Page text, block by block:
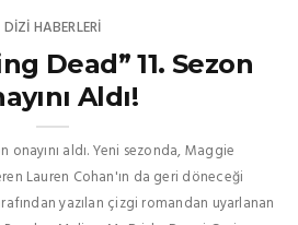
DIZI HABERLERI
Dead” 11. Sezon
Aldı!
onayını aldı. Yeni sezonda, Maggie
Lauren Cohan'ın da geri döneceği
yazılan çizgi romandan uyarlanan